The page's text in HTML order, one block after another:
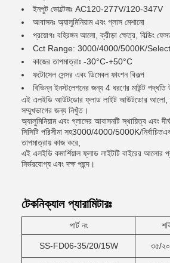
ইনপুট ভোল্টেজঃ AC120-277V/120-347V
আবাসনঃ অ্যালুমিনিয়াম এবং গ্লাস মেশানো
প্রয়োগঃ বহিরঙ্গন আলো, ক্রীড়া ক্ষেত্র, বিল্ডিং
Cct Range: 3000/4000/5000K/
কাজের তাপমাত্রাঃ -30°C-+50°C
ফটোসেল সেন্সর এবং ডিমেবল ফাংশন বিকল্প
বিভিন্ন ইনস্টলেশনের জন্য 4 ধরণের মাউন্ট
এই এলইডি আউটডোর ফ্লাড লাইট আউটডোর আলো,
সম্মুখভাগের জন্য নিখুঁত।
অ্যালুমিনিয়াম এবং গ্লাসের আবাসনটি স্থায়িত্ব এবং
সিসিটি পরিসীমা সহ3000/4000/5000K/নির্বাচিত
তাপমাত্রায় কাজ করে,
এই এলইডি কমার্শিয়াল ফ্লাড লাইটটি বাইরের আলোর
নির্ভরযোগ্য এবং দক্ষ পছন্দ।
টেকনিক্যাল প্যারামিটারঃ
পার্ট নং
SS-FD06-35/20/15W ৩৫/